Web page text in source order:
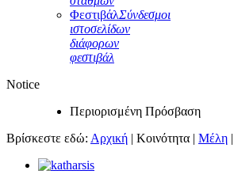
ΦεστιβάλΣύνδεσμοι
ιστοσελίδων
διάφορων
φεστιβάλ
Notice
Περιορισμένη Πρόσβαση
Βρίσκεστε εδώ: Αρχική | Κοινότητα | Μέλη |